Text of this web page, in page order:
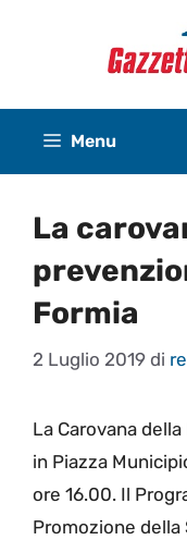
Menu
La
Formia
2 Luglio 2019 di
La Carovana
in Piazza
ore 16.00. Il
Promozione